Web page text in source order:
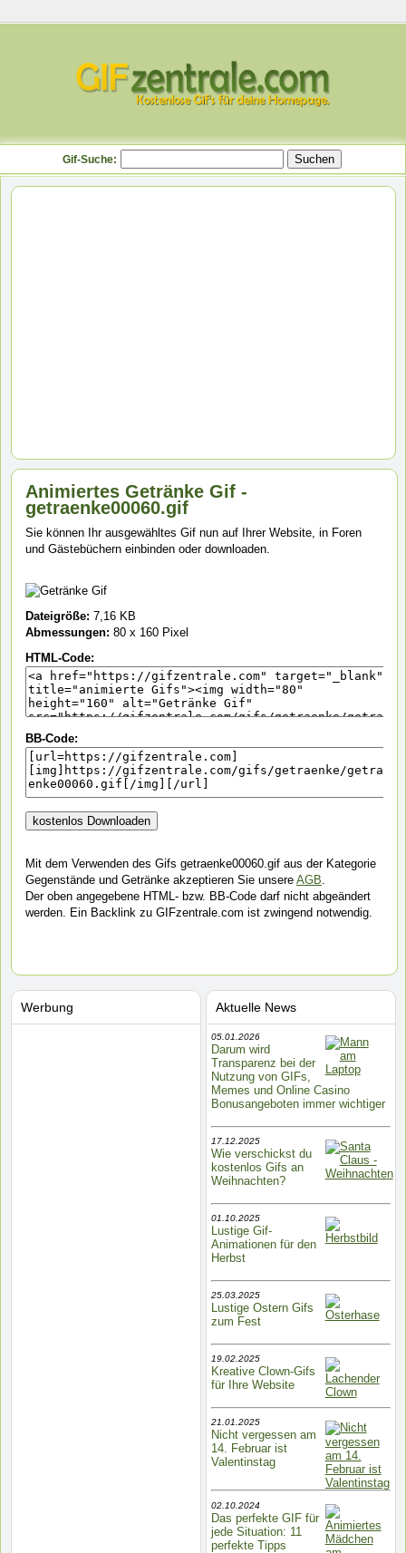
Gif-Suche:
Animiertes Getränke Gif -
getraenke00060.gif
Sie können Ihr ausgewähltes Gif nun auf Ihrer Website, in Foren
und Gästebüchern einbinden oder downloaden.
Dateigröße: 7,16 KB
Abmessungen: 80 x 160 Pixel
HTML-Code:
BB-Code:
Mit dem Verwenden des Gifs getraenke00060.gif aus der Kategorie
Gegenstände und Getränke akzeptieren Sie unsere AGB.
Der oben angegebene HTML- bzw. BB-Code darf nicht abgeändert
werden. Ein Backlink zu GIFzentrale.com ist zwingend notwendig.
Aktuelle News
05.01.2026
Darum wird
Transparenz bei der
Nutzung von GIFs,
Memes und Online Casino
Bonusangeboten immer wichtiger
17.12.2025
Wie verschickst du
kostenlos Gifs an
Weihnachten?
01.10.2025
Lustige Gif-
Animationen für den
Herbst
25.03.2025
Lustige Ostern Gifs
zum Fest
19.02.2025
Kreative Clown-Gifs
für Ihre Website
21.01.2025
Nicht vergessen am
14. Februar ist
Valentinstag
02.10.2024
Das perfekte GIF für
jede Situation: 11
perfekte Tipps
Werbung